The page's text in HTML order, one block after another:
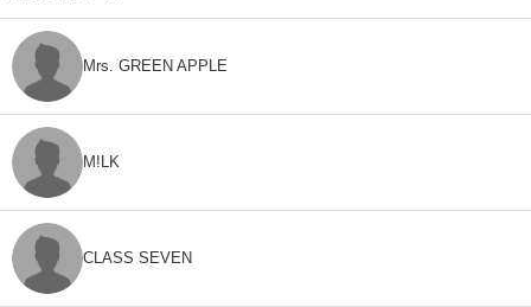
Mrs. GREEN APPLE
M!LK
CLASS SEVEN